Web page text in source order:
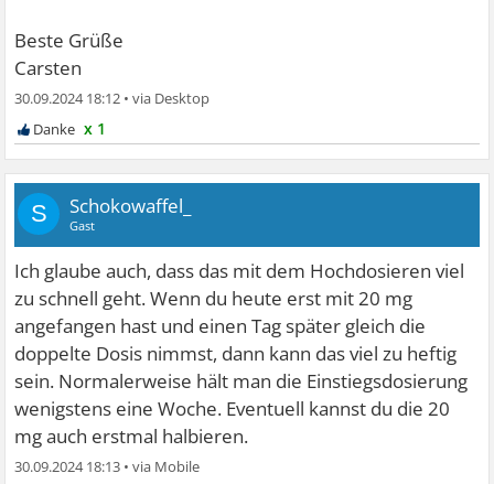
Beste Grüße
Carsten
30.09.2024 18:12 •
x 1
S Schokowaffel_
Gast
Ich glaube auch, dass das mit dem Hochdosieren viel
zu schnell geht. Wenn du heute erst mit 20 mg
angefangen hast und einen Tag später gleich die
doppelte Dosis nimmst, dann kann das viel zu heftig
sein. Normalerweise hält man die Einstiegsdosierung
wenigstens eine Woche. Eventuell kannst du die 20
mg auch erstmal halbieren.
30.09.2024 18:13 •